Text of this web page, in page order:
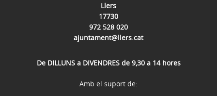
Llers
17730
972 528 020
ajuntament@llers.cat
De DILLUNS a DIVENDRES de 9,30 a 14 hores
Amb el suport de: